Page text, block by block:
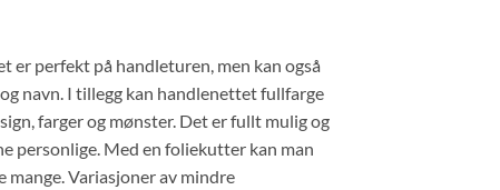
perfekt på handleturen, men kan også
navn. I tillegg kan handlenettet fullfarge
farger og mønster. Det er fullt mulig og
personlige. Med en foliekutter kan man
Variasjoner av mindre